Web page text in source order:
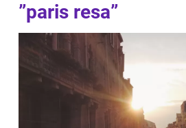
”paris resa”